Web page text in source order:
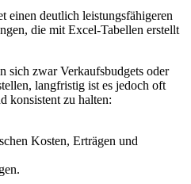
einen deutlich leistungsfähigeren
die mit Excel-Tabellen erstellt
sich zwar Verkaufsbudgets oder
langfristig ist es jedoch oft
konsistent zu halten:
Kosten, Erträgen und